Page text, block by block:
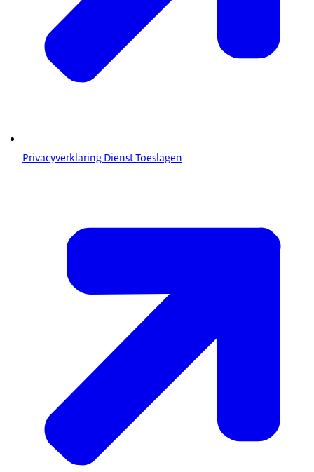
Privacyverklaring Dienst Toeslagen